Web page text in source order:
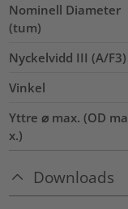
Nominell Diameter
(tum)
Nyckelvidd III (A/F3)
Vinkel
Yttre ⌀ max. (OD ma
x.)
Downloads